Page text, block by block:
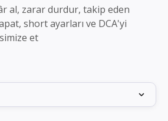
al, zarar durdur, takip eden
short ayarları ve DCA'yi
et